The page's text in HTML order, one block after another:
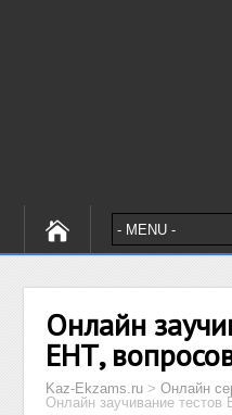
Онлайн
ЕНТ,
Kaz-Ekzams.ru >Онлайн
Онлайн заучивание тестов